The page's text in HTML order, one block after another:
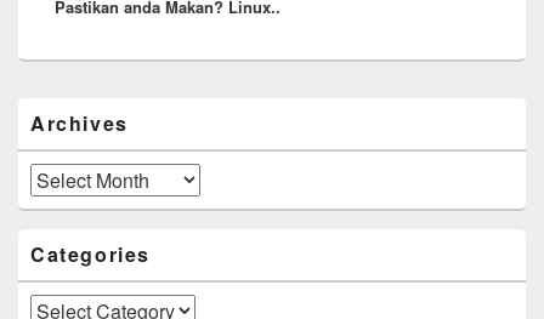
post:
Pastikan anda Makan? Linux..
Sidebar
Widget
Area
Archives
Archives
Categories
Categories